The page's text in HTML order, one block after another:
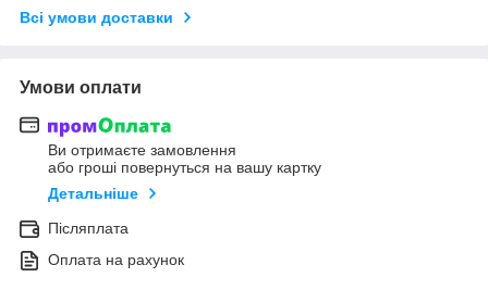
Всі умови доставки
Умови оплати
Ви отримаєте замовлення
або гроші повернуться на вашу картку
Детальніше
Післяплата
Оплата на рахунок